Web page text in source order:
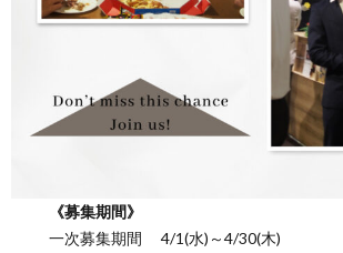
《募集期間》
一次募集期間 4/1(水)～4/30(木)